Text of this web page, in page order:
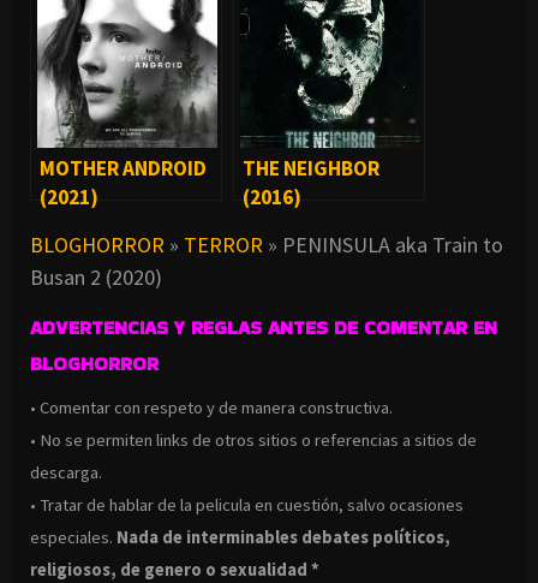
MOTHER ANDROID
(2021)
THE NEIGHBOR
(2016)
BLOGHORROR » TERROR » PENINSULA aka Train to
Busan 2 (2020)
ADVERTENCIAS Y REGLAS ANTES DE COMENTAR EN
BLOGHORROR
• Comentar con respeto y de manera constructiva.
• No se permiten links de otros sitios o referencias a sitios de
descarga.
• Tratar de hablar de la pelicula en cuestión, salvo ocasiones
especiales. Nada de interminables debates políticos,
religiosos, de genero o sexualidad *